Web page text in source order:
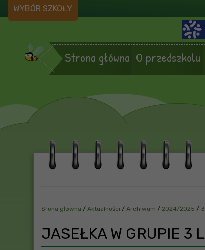
WYBÓR SZKOŁY
Strona główna O przedszkolu
Srona główna / Aktualności / Archiwum / 2024/2025 /
JASEŁKA W GRUPIE 3